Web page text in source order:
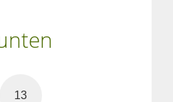
13